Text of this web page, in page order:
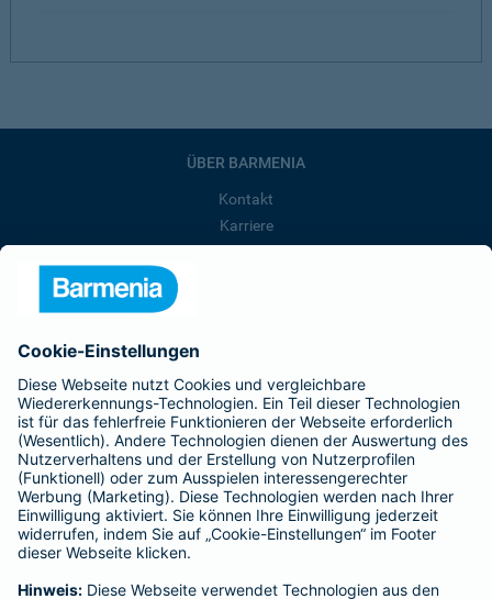
ÜBER BARMENIA
Kontakt
Karriere
Barmenia ist Teil der BarmeniaGothaer
BELIEBTE SEITEN
Kranken-Zusatzversicherung
Tierversicherungen
Haftpflichtversicherung
Hausratversicherung